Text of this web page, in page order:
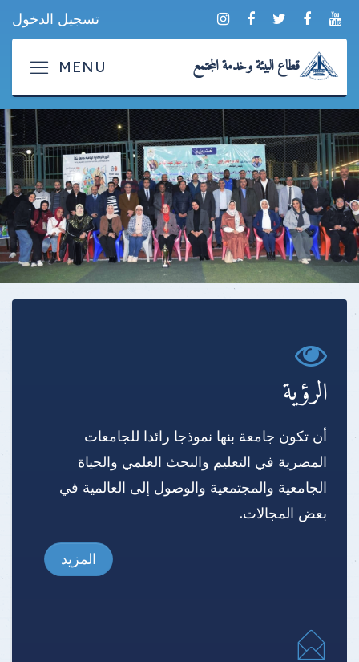
تسجيل الدخول
قطاع البيئة وخدمة المجتمع
الرؤية
أن تكون جامعة بنها نموذجا رائدا للجامعات
المصرية في التعليم والبحث العلمي والحياة
الجامعية والمجتمعية والوصول إلى العالمية في
بعض المجالات.
المزيد